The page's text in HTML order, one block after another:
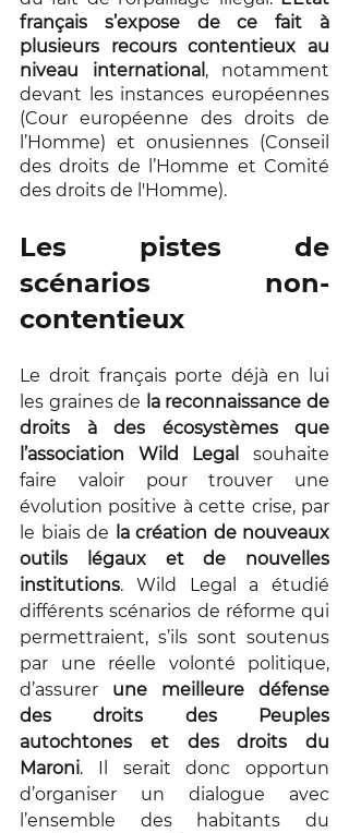
français s’expose de ce fait à
plusieurs recours contentieux au
niveau international , notamment
devant les instances européennes
(Cour européenne des droits de
l’Homme) et onusiennes (Conseil
des droits de l’Homme et Comité
des droits de l'Homme).
Les pistes de
scénarios non-
contentieux
Le droit français porte déjà en lui
les graines de la reconnaissance de
droits à des écosystèmes que
l’association Wild Legal souhaite
faire valoir pour trouver une
évolution positive à cette crise, par
le biais de
la création de nouveaux
outils légaux et de nouvelles
institutions. Wild Legal a étudié
différents scénarios de réforme qui
permettraient, s’ils sont soutenus
par une réelle volonté politique,
d’assurer une meilleure défense
des droits des Peuples
autochtones et des droits du
Maroni. Il serait donc opportun
d’organiser un dialogue avec
l’ensemble des habitants du